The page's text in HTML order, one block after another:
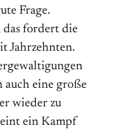
Frage.
fordert die
Jahrzehnten.
auch eine große
wieder zu
ein Kampf